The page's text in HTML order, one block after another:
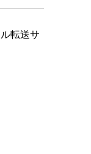
転送サ